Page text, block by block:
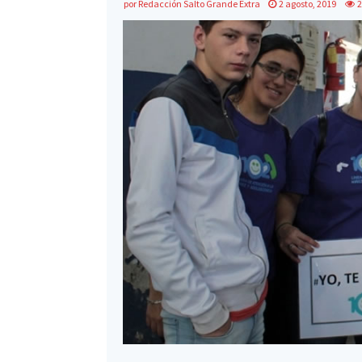
por Redacción Salto Grande Extra 2 agosto, 2019